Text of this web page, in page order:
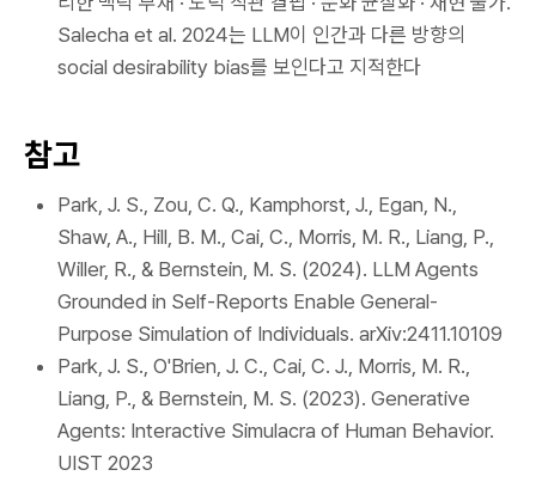
Salecha et al. 2024는 LLM이 인간과 다른 방향의
social desirability bias를 보인다고 지적한다
참고
Park, J. S., Zou, C. Q., Kamphorst, J., Egan, N.,
Shaw, A., Hill, B. M., Cai, C., Morris, M. R., Liang, P.,
Willer, R., & Bernstein, M. S. (2024). LLM Agents
Grounded in Self-Reports Enable General-
Purpose Simulation of Individuals. arXiv:2411.10109
Park, J. S., O'Brien, J. C., Cai, C. J., Morris, M. R.,
Liang, P., & Bernstein, M. S. (2023). Generative
Agents: Interactive Simulacra of Human Behavior.
UIST 2023